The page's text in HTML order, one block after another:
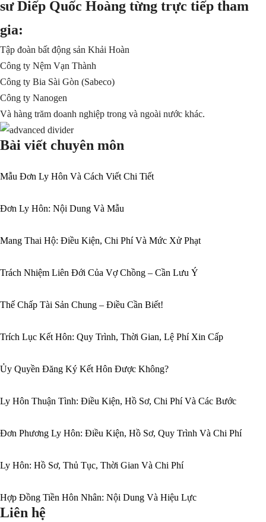
sư Diếp Quốc Hoàng từng trực tiếp tham
gia:
Tập đoàn bất động sản Khải Hoàn
Công ty Nệm Vạn Thành
Công ty Bia Sài Gòn (Sabeco)
Công ty Nanogen
Và hàng trăm doanh nghiệp trong và ngoài nước khác.
Bài viết chuyên môn
Mẫu Đơn Ly Hôn Và Cách Viết Chi Tiết
Đơn Ly Hôn: Nội Dung Và Mẫu
Mang Thai Hộ: Điều Kiện, Chi Phí Và Mức Xử Phạt
Trách Nhiệm Liên Đới Của Vợ Chồng – Cần Lưu Ý
Thế Chấp Tài Sản Chung – Điều Cần Biết!
Trích Lục Kết Hôn: Quy Trình, Thời Gian, Lệ Phí Xin Cấp
Ủy Quyền Đăng Ký Kết Hôn Được Không?
Ly Hôn Thuận Tình: Điều Kiện, Hồ Sơ, Chi Phí Và Các Bước
Đơn Phương Ly Hôn: Điều Kiện, Hồ Sơ, Quy Trình Và Chi Phí
Ly Hôn: Hồ Sơ, Thủ Tục, Thời Gian Và Chi Phí
Hợp Đồng Tiền Hôn Nhân: Nội Dung Và Hiệu Lực
Liên hệ